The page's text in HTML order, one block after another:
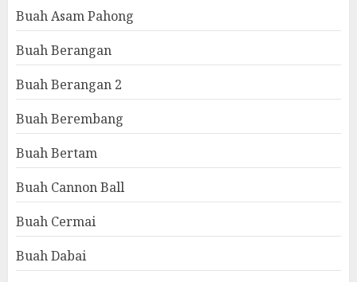
Buah Asam Pahong
Buah Berangan
Buah Berangan 2
Buah Berembang
Buah Bertam
Buah Cannon Ball
Buah Cermai
Buah Dabai